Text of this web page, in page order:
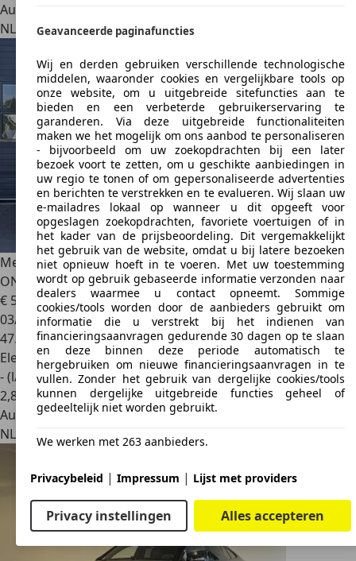
Autobedrijf
NL 7602 PWAlmelo
Mercedes-Benz GLE 350 E 4MATIC PREMIUM PLUS I DEALER
ONDERHOUDEN I BURME
€ 53.945
03/2021
47.347 km
Elektro/Benzine
- (l/100 km)
2,8
Autobedrijf
NL 3443 TJ
Woerden
Geavanceerde paginafuncties
Wij en derden gebruiken verschillende technologische
middelen, waaronder cookies en vergelijkbare tools op
onze website, om u uitgebreide sitefuncties aan te
bieden en een verbeterde gebruikerservaring te
garanderen. Via deze uitgebreide functionaliteiten
maken we het mogelijk om ons aanbod te personaliseren
- bijvoorbeeld om uw zoekopdrachten bij een later
bezoek voort te zetten, om u geschikte aanbiedingen in
uw regio te tonen of om gepersonaliseerde advertenties
en berichten te verstrekken en te evalueren. Wij slaan uw
e-mailadres lokaal op wanneer u dit opgeeft voor
opgeslagen zoekopdrachten, favoriete voertuigen of in
het kader van de prijsbeoordeling. Dit vergemakkelijkt
het gebruik van de website, omdat u bij latere bezoeken
niet opnieuw hoeft in te voeren. Met uw toestemming
wordt op gebruik gebaseerde informatie verzonden naar
dealers waarmee u contact opneemt. Sommige
cookies/tools worden door de aanbieders gebruikt om
informatie die u verstrekt bij het indienen van
financieringsaanvragen gedurende 30 dagen op te slaan
en deze binnen deze periode automatisch te
hergebruiken om nieuwe financieringsaanvragen in te
vullen. Zonder het gebruik van dergelijke cookies/tools
kunnen dergelijke uitgebreide functies geheel of
gedeeltelijk niet worden gebruikt.
We werken met 263 aanbieders.
Privacybeleid | Impressum | Lijst met providers
Privacy instellingen Alles accepteren